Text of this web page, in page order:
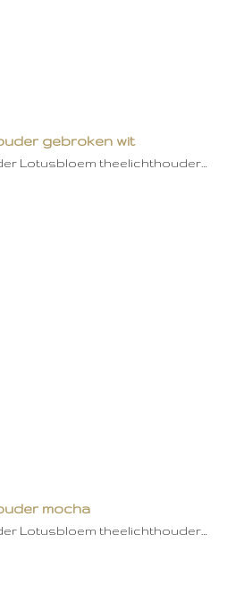
gebroken wit
Lotusbloem theelichthouder…
mocha
Lotusbloem theelichthouder…